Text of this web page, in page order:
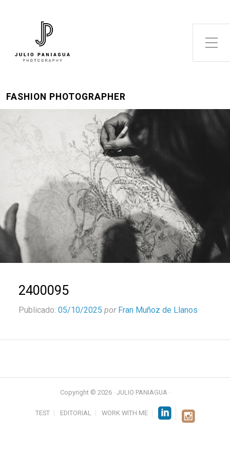
Alternar el menú lateral
FASHION PHOTOGRAPHER
2400095
Publicado: 05/10/2025 por Fran Muñoz de Llanos
Copyright © 2026 · JULIO PANIAGUA ·
TEST EDITORIAL WORK WITH ME